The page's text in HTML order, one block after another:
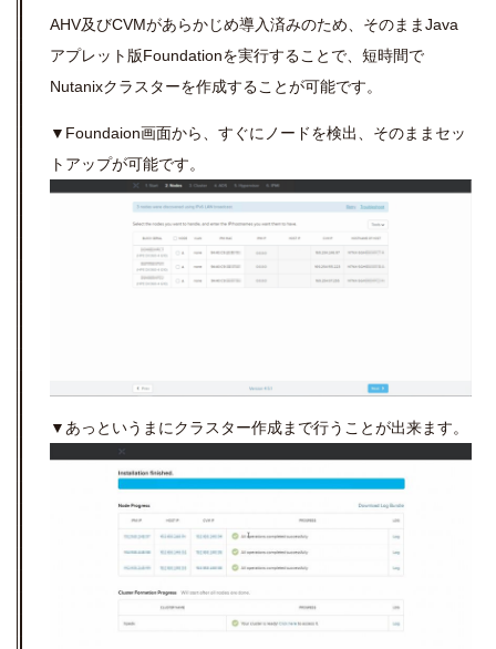
AHV及びCVMがあらかじめ導入済みのため、そのままJava
アプレット版Foundationを実行することで、短時間で
Nutanixクラスターを作成することが可能です。
▼Foundaion画面から、すぐにノードを検出、そのままセッ
トアップが可能です。
▼あっというまにクラスター作成まで行うことが出来ます。